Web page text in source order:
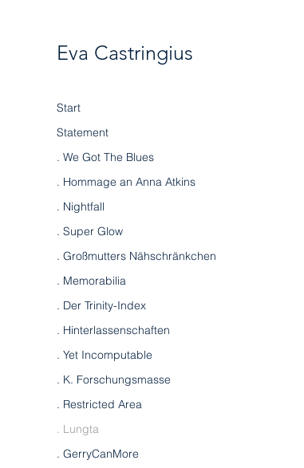
Start
Statement
. We Got The Blues
. Hommage an Anna Atkins
. Nightfall
. Super Glow
. Großmutters Nähschränkchen
. Memorabilia
. Der Trinity-Index
. Hinterlassenschaften
. Yet Incomputable
. K. Forschungsmasse
. Restricted Area
. Lungta
. GerryCanMore
Eva Castringius